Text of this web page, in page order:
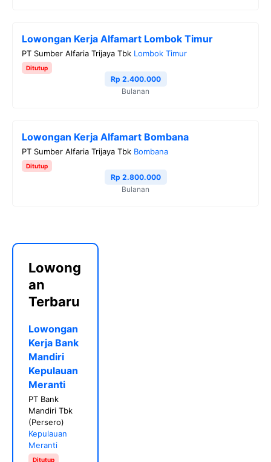
Lowongan Kerja Alfamart Lombok Timur
PT Sumber Alfaria Trijaya Tbk Lombok Timur
Ditutup
Rp 2.400.000
Bulanan
Lowongan Kerja Alfamart Bombana
PT Sumber Alfaria Trijaya Tbk Bombana
Ditutup
Rp 2.800.000
Bulanan
Lowong
an
Terbaru
Lowongan
Kerja Bank
Mandiri
Kepulauan
Meranti
PT Bank
Mandiri Tbk
(Persero)
Kepulauan
Meranti
Ditutup